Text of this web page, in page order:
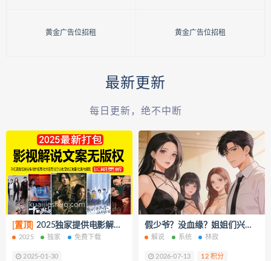
黄金广告位招租 黄金广告位招租
最新更新
每日更新，绝不中断
[置顶] 2025独家提供电影解说文案【8000+篇】打包下载（新年免费下载）
2025 独家 免费下载
2025-01-30
假少爷？没血缘？姐姐们兴奋坏了 短视频解说文案全集1-10章
解说 系统 林寂
2026-07-13 12 积分